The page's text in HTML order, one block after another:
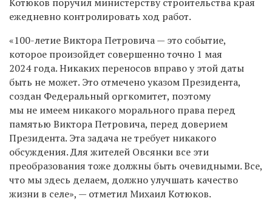
ежедневно контролировать ход работ.
«100-летие Виктора Петровича — это событие,
которое произойдет совершенно точно 1 мая
2024 года. Никаких переносов вправо у этой даты
быть не может. Это отмечено указом Президента,
создан Федеральный оргкомитет, поэтому
мы не имеем никакого морального права перед
памятью Виктора Петровича, перед доверием
Президента. Эта задача не требует никакого
обсуждения. Для жителей Овсянки все эти
преобразования тоже должны быть очевидными. Все,
что мы здесь делаем, должно улучшать качество
жизни в селе», — отметил Михаил Котюков.